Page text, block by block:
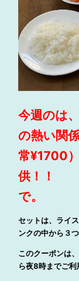
今週のは
の熱い関
常¥1700
供！！
で。
セットは、ライ
ンクの中から３
このクーポンは
ら夜8時までご利